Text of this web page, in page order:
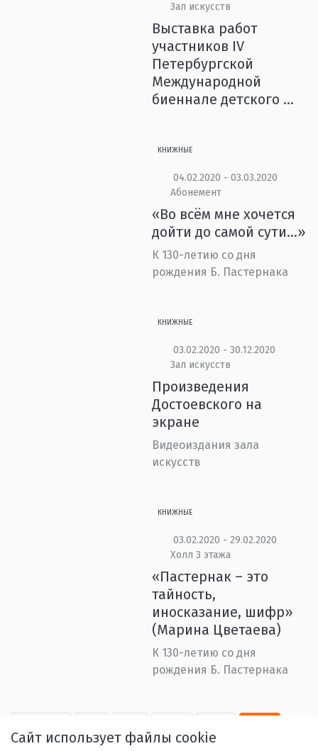
Зал искусств
Выставка работ
участников IV
Петербургской
Международной
биеннале детского ...
КНИЖНЫЕ
04.02.2020 - 03.03.2020
Абонемент
«Во всём мне хочется
дойти до самой сути…»
К 130-летию со дня
рождения Б. Пастернака
КНИЖНЫЕ
03.02.2020 - 30.12.2020
Зал искусств
Произведения
Достоевского на
экране
Видеоиздания зала
искусств
КНИЖНЫЕ
03.02.2020 - 29.02.2020
Холл 3 этажа
«Пастернак – это
тайность,
иносказание, шифр»
(Марина Цветаева)
К 130-летию со дня
рождения Б. Пастернака
Сайт использует файлы cookie